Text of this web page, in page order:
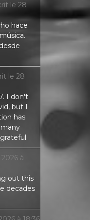
le 28
hace
le 28
I don't
but I
has
2026 à
out this
decades